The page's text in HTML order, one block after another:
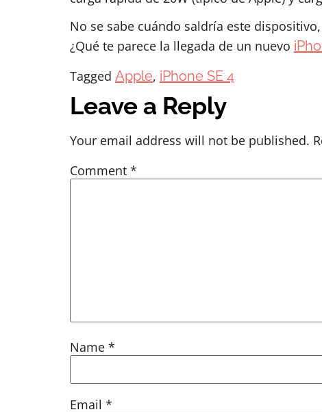
No se sabe cuándo saldría este
¿Qué te parece la llegada de un nuevo
Tagged Apple, iPhone SE 4
Leave a Reply
Your email address will not be published.
Comment *
Name *
Email *